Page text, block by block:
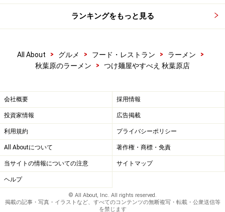
ランキングをもっと見る
All About > グルメ > フード・レストラン > ラーメン
>
秋葉原のラーメン
> つけ麺屋やすべえ 秋葉原店
会社概要 採用情報
投資家情報 広告掲載
利用規約 プライバシーポリシー
All Aboutについて 著作権・商標・免責
当サイトの情報についての注意 サイトマップ
ヘルプ
© All About, Inc. All rights reserved.
掲載の記事・写真・イラストなど、すべてのコンテンツの無断複写・転載・公衆送信等
を禁じます